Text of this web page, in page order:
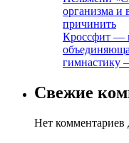
организма и
причинить
Кроссфит —
гимнастику
Свежие
Нет комментариев